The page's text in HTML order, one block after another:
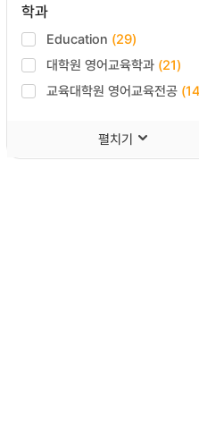
학과
Education (29)
대학원 영어교육학과 (21)
교육대학원 영어교육전공
펼치기